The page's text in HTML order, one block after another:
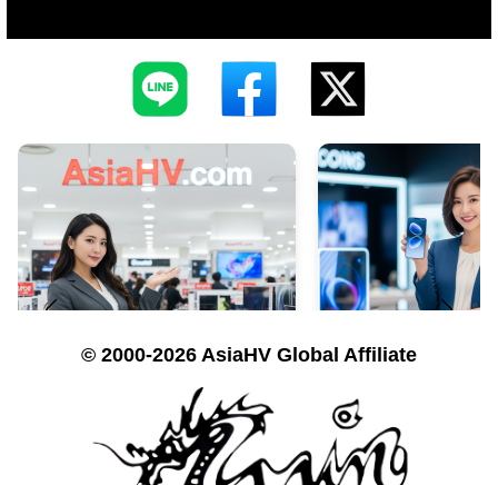
© 2000-2026 AsiaHV Global Affiliate